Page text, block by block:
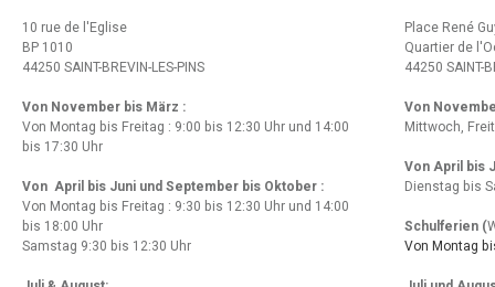
10 rue de l'Eglise
BP 1010
44250 SAINT-BREVIN-LES-PINS
Von November bis März :
Von Montag bis Freitag : 9:00 bis 12:30 Uhr und 14:00
bis 17:30 Uhr
Von April bis Juni und September bis Oktober :
Von Montag bis Freitag : 9:30 bis 12:30 Uhr und 14:00
bis 18:00 Uhr
Samstag 9:30 bis 12:30 Uhr
Place René
Quartier de
44250 SAINT-
Von
Mittwoch,
Von April bis
Dienstag bis
Schulferien (
Von Montag